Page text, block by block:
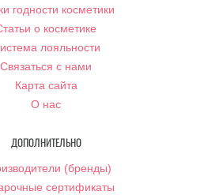
годности косметики
о косметике
лояльности
Связаться с нами
Карта сайта
О нас
ДОПОЛНИТЕЛЬНО
(бренды)
сертификаты